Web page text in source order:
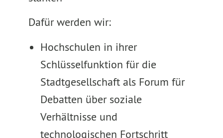
Dafür werden wir:
Hochschulen in ihrer
Schlüsselfunktion für die
Stadtgesellschaft als Forum für
Debatten über soziale
Verhältnisse und
technologischen Fortschritt